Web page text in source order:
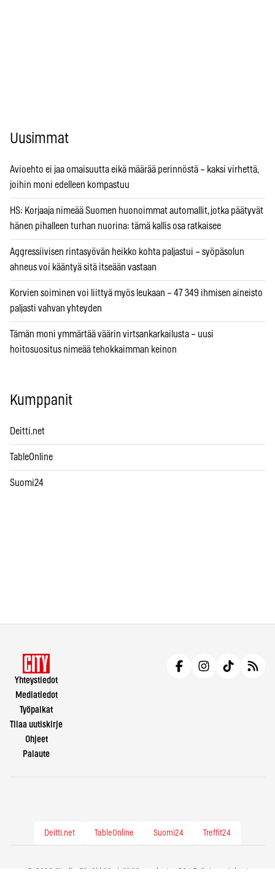
Uusimmat
Avioehto ei jaa omaisuutta eikä määrää perinnöstä – kaksi virhettä,
joihin moni edelleen kompastuu
HS: Korjaaja nimeää Suomen huonoimmat automallit, jotka päätyvät
hänen pihalleen turhan nuorina: tämä kallis osa ratkaisee
Aggressiivisen rintasyövän heikko kohta paljastui – syöpäsolun
ahneus voi kääntyä sitä itseään vastaan
Korvien soiminen voi liittyä myös leukaan – 47 349 ihmisen aineisto
paljasti vahvan yhteyden
Tämän moni ymmärtää väärin virtsankarkailusta – uusi
hoitosuositus nimeää tehokkaimman keinon
Kumppanit
Deitti.net
TableOnline
Suomi24
Yhteystiedot
Mediatiedot
Työpaikat
Tilaa uutiskirje
Ohjeet
Palaute
Deitti.net TableOnline Suomi24 Treffit24